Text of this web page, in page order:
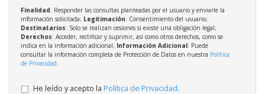
Finalidad: Responder las consultas planteadas por el usuario y enviarle la
información solicitada; Legitimación: Consentimiento del usuario;
Destinatarios: Solo se realizan cesiones si existe una obligación legal;
Derechos: Acceder, rectificar y suprimir, así como otros derechos, como se
indica en la información adicional; Información Adicional: Puede
consultar la información completa de Protección de Datos en nuestra Política
de Privacidad
He leído y acepto la Política de Privacidad.